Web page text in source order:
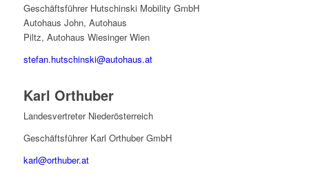
Geschäftsführer Hutschinski Mobility GmbH
Autohaus John, Autohaus
Piltz, Autohaus Wiesinger Wien
stefan.hutschinski@autohaus.at
Karl Orthuber
Landesvertreter Niederösterreich
Geschäftsführer Karl Orthuber GmbH
karl@orthuber.at